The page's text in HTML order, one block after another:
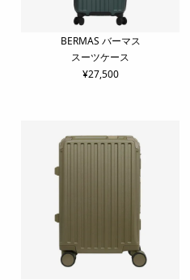
BERMAS バーマス
スーツケース
¥27,500